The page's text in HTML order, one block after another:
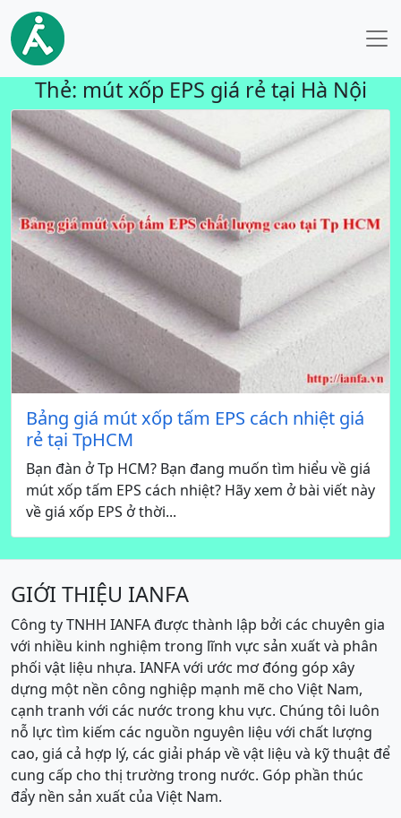
Thẻ: mút xốp EPS giá rẻ tại Hà Nội
Bảng giá mút xốp tấm EPS cách nhiệt giá
rẻ tại TpHCM
Bạn đàn ở Tp HCM? Bạn đang muốn tìm hiểu về giá
mút xốp tấm EPS cách nhiệt? Hãy xem ở bài viết này
về giá xốp EPS ở thời...
GIỚI THIỆU IANFA
Công ty TNHH IANFA được thành lập bởi các chuyên gia
với nhiều kinh nghiệm trong lĩnh vực sản xuất và phân
phối vật liệu nhựa. IANFA với ước mơ đóng góp xây
dựng một nền công nghiệp mạnh mẽ cho Việt Nam,
cạnh tranh với các nước trong khu vực. Chúng tôi luôn
nỗ lực tìm kiếm các nguồn nguyên liệu với chất lượng
cao, giá cả hợp lý, các giải pháp về vật liệu và kỹ thuật để
cung cấp cho thị trường trong nước. Góp phần thúc
đẩy nền sản xuất của Việt Nam.